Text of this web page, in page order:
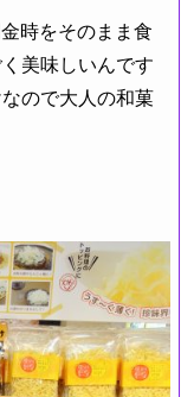
時をそのまま食
美味しいんです
ので大人の和菓